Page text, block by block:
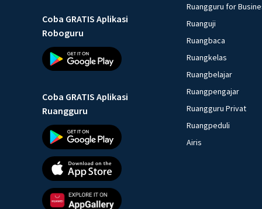
Coba GRATIS Aplikasi
Roboguru
Coba GRATIS Aplikasi
Ruangguru
Ruangguru for
Ruanguji
Ruangbaca
Ruangkelas
Ruangbelajar
Ruangpengajar
Ruangguru Privat
Ruangpeduli
Airis